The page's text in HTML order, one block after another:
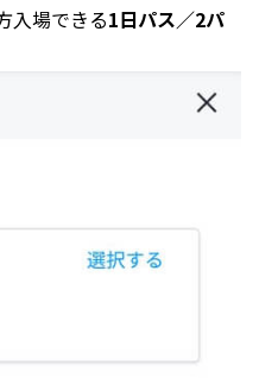
入場できる1日パス／2パ